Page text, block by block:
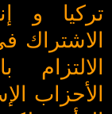
تركيا و
الاشتراك
الالتزام
الأحزاب